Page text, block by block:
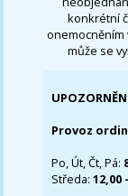
konkrétní
onemocněním
může se
Provoz
Po, Út, Čt, Pá:
Středa:12,00